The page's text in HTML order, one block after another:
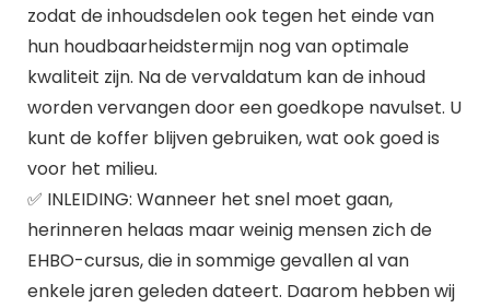
zodat de inhoudsdelen ook tegen het einde van
hun houdbaarheidstermijn nog van optimale
kwaliteit zijn. Na de vervaldatum kan de inhoud
worden vervangen door een goedkope navulset. U
kunt de koffer blijven gebruiken, wat ook goed is
voor het milieu.
✅ INLEIDING: Wanneer het snel moet gaan,
herinneren helaas maar weinig mensen zich de
EHBO-cursus, die in sommige gevallen al van
enkele jaren geleden dateert. Daarom hebben wij